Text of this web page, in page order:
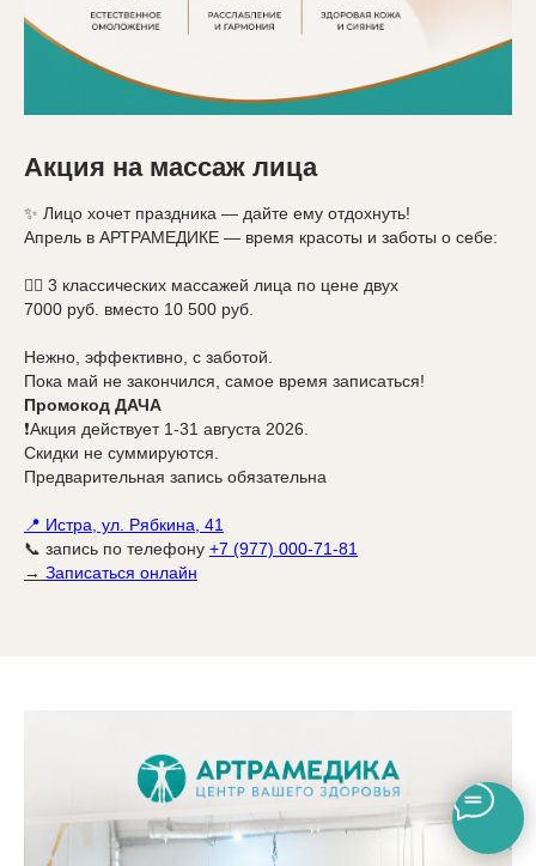
Акция на массаж лица
✨ Лицо хочет праздника — дайте ему отдохнуть!
Апрель в АРТРАМЕДИКЕ — время красоты и заботы о себе:
💆‍♀️ 3 классических массажей лица по цене двух
7000 руб. вместо 10 500 руб.
Нежно, эффективно, с заботой.
Пока май не закончился, самое время записаться!
Промокод ДАЧА
❗Акция действует 1-31 августа 2026.
Скидки не суммируются.
Предварительная запись обязательна
📍 Истра, ул. Рябкина, 41
📞 запись по телефону +7 (977) 000-71-81
→ Записаться онлайн